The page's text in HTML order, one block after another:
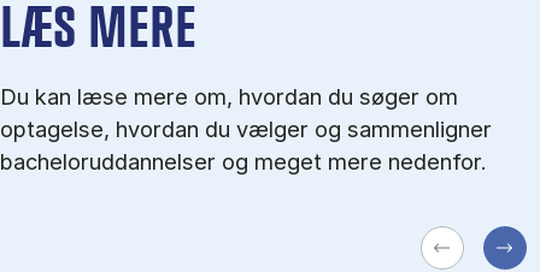
LÆS MERE
Du kan læse mere om, hvordan du søger om
optagelse, hvordan du vælger og sammenligner
bacheloruddannelser og meget mere nedenfor.